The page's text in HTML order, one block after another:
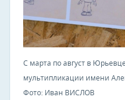
С марта по август в
мультипликации имени
Фото: Иван ВИСЛОВ